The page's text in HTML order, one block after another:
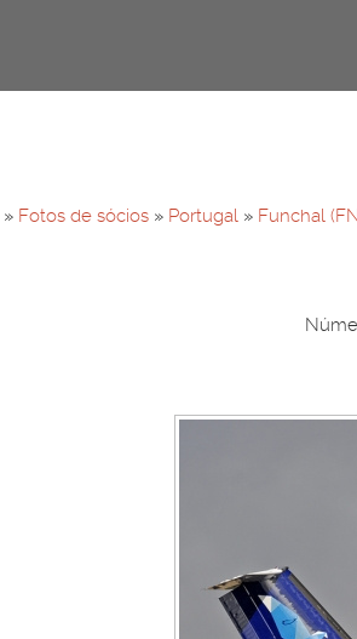
» Fotos de sócios » Portugal » Funchal